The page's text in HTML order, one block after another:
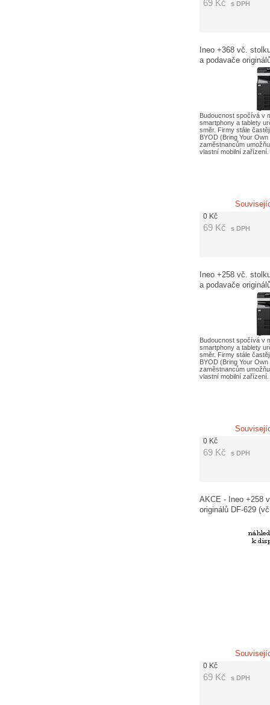
69 Kč s DPH
Ineo +368 vč.
a podavače
poplatků APO
Budoucnost spočívá v
smartphony a tablety
směr. Firmy stále
BYOD (Bring Your
zaměstnancům
vlastní mobilní
0 Kč
69 Kč s DPH
Ineo +258 vč.
a podavače
poplatků APO
Budoucnost spočívá v
smartphony a tablety
směr. Firmy stále
BYOD (Bring Your
zaměstnancům
vlastní mobilní
0 Kč
69 Kč s DPH
AKCE - Ineo +258
originálů DF-629
0 Kč
69 Kč s DPH